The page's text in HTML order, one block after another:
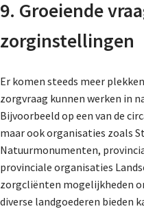
9. Groeiende
zorginstellingen
Er komen steeds meer
zorgvraag kunnen werken in
Bijvoorbeeld op een van de
maar ook organisaties zoals
Natuurmonumenten,
provinciale organisaties
zorgcliënten mogelijkheden
diverse landgoederen bieden